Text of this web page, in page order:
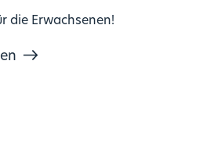
die Erwachsenen!